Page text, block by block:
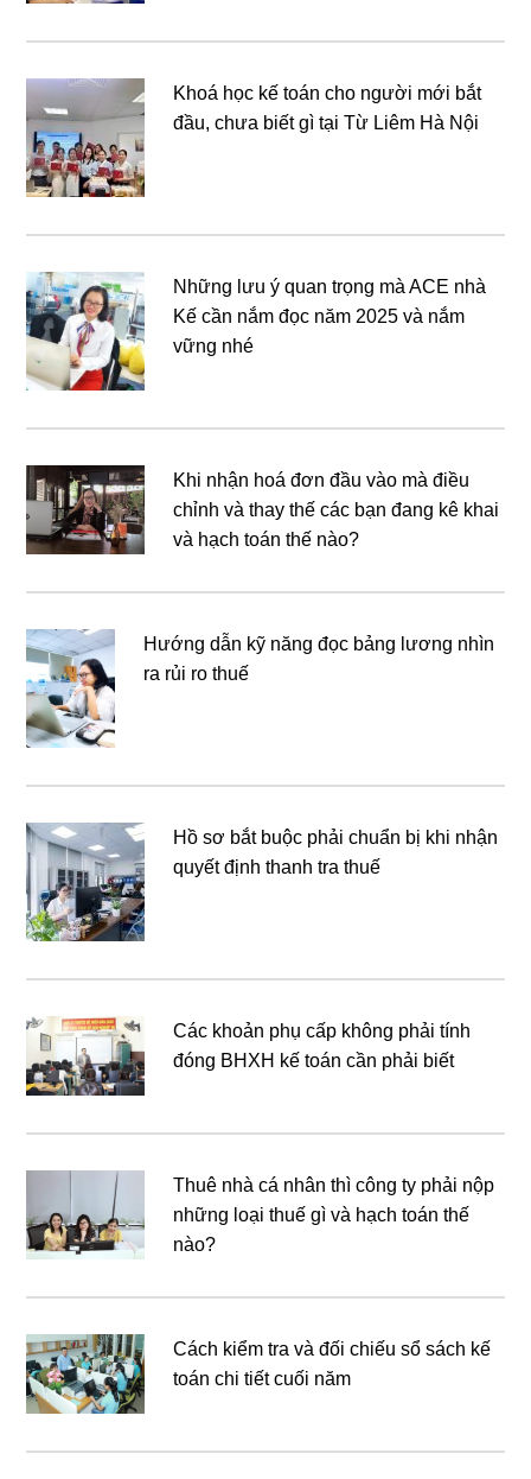
Khoá học kế toán cho người mới bắt
đầu, chưa biết gì tại Từ Liêm Hà Nội
Những lưu ý quan trọng mà ACE nhà
Kế cần nắm đọc năm 2025 và nắm
vững nhé
Khi nhận hoá đơn đầu vào mà điều
chỉnh và thay thế các bạn đang kê khai
và hạch toán thế nào?
Hướng dẫn kỹ năng đọc bảng lương nhìn
ra rủi ro thuế
Hồ sơ bắt buộc phải chuẩn bị khi nhận
quyết định thanh tra thuế
Các khoản phụ cấp không phải tính
đóng BHXH kế toán cần phải biết
Thuê nhà cá nhân thì công ty phải nộp
những loại thuế gì và hạch toán thế
nào?
Cách kiểm tra và đối chiếu sổ sách kế
toán chi tiết cuối năm